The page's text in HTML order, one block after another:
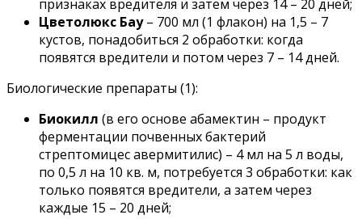
признаках вредителя и затем через 14 – 20 дней;
Цветолюкс Бау– 700 мл (1 флакон) на 1,5 – 7
кустов, понадобиться 2 обработки: когда
появятся вредители и потом через 7 – 14 дней.
Биологические препараты (1):
Биокилл (в его основе абамектин – продукт
ферментации почвенных бактерий
стрептомицес авермитилис) – 4 мл на 5 л воды,
по 0,5 л на 10 кв. м, потребуется 3 обработки: как
только появятся вредители, а затем через
каждые 15 – 20 дней;